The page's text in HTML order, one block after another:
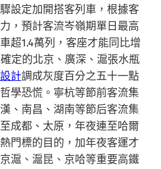
設定加開搭客列車，根據客
，預計客流岑嶺期單日最高
超1.4萬列，客座才能同比增
定的北京、廣深、滬張水瓶
計調成灰度百分之五十一點
學恐慌。寧杭等節前客流集
、南昌、湖南等節后客流集
成都、太原，年夜連至哈爾
門標的目的，加年夜客運才
滬、滬昆、京哈等重要高鐵